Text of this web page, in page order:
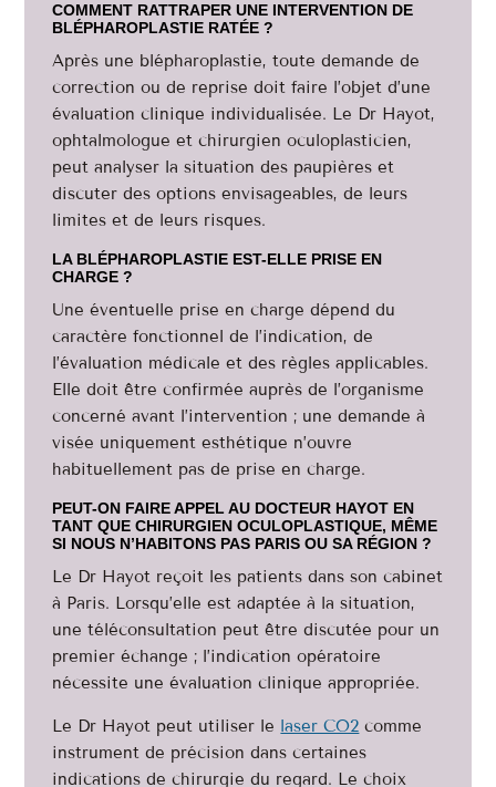
COMMENT RATTRAPER UNE INTERVENTION DE
BLÉPHAROPLASTIE RATÉE ?
Après une blépharoplastie, toute demande de
correction ou de reprise doit faire l’objet d’une
évaluation clinique individualisée. Le Dr Hayot,
ophtalmologue et chirurgien oculoplasticien,
peut analyser la situation des paupières et
discuter des options envisageables, de leurs
limites et de leurs risques.
LA BLÉPHAROPLASTIE EST-ELLE PRISE EN
CHARGE ?
Une éventuelle prise en charge dépend du
caractère fonctionnel de l’indication, de
l’évaluation médicale et des règles applicables.
Elle doit être confirmée auprès de l’organisme
concerné avant l’intervention ; une demande à
visée uniquement esthétique n’ouvre
habituellement pas de prise en charge.
PEUT-ON FAIRE APPEL AU DOCTEUR HAYOT EN
TANT QUE CHIRURGIEN OCULOPLASTIQUE, MÊME
SI NOUS N’HABITONS PAS PARIS OU SA RÉGION ?
Le Dr Hayot reçoit les patients dans son cabinet
à Paris. Lorsqu’elle est adaptée à la situation,
une téléconsultation peut être discutée pour un
premier échange ; l’indication opératoire
nécessite une évaluation clinique appropriée.
Le Dr Hayot peut utiliser le laser CO2 comme
instrument de précision dans certaines
indications de chirurgie du regard. Le choix